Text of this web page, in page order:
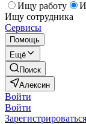
Ищу работу
Ищу сотрудника
Сервисы
Помощь
Ещё
Поиск
Алексин
Войти
Войти
Зарегистрироваться